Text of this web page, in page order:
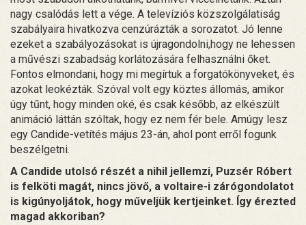
nagy csalódás lett a vége. A televíziós közszolgálatiság
szabályaira hivatkozva cenzúrázták a sorozatot. Jó lenne
ezeket a szabályozásokat is újragondolni,hogy ne lehessen
a művészi szabadság korlátozására felhasználni őket.
Fontos elmondani, hogy mi megírtuk a forgatókönyveket, és
azokat leokézták. Szóval volt egy köztes állomás, amikor
úgy tűnt, hogy minden oké, és csak később, az elkészült
animáció láttán szóltak, hogy ez nem fér bele. Amúgy lesz
egy Candide-vetítés május 23-án, ahol pont erről fogunk
beszélgetni.
A Candide utolsó részét a nihil jellemzi, Puzsér Róbert
is felköti magát, nincs jövő, a voltaire-i zárógondolatot
is kigúnyoljátok, hogy műveljük kertjeinket. Így érezted
magad akkoriban?